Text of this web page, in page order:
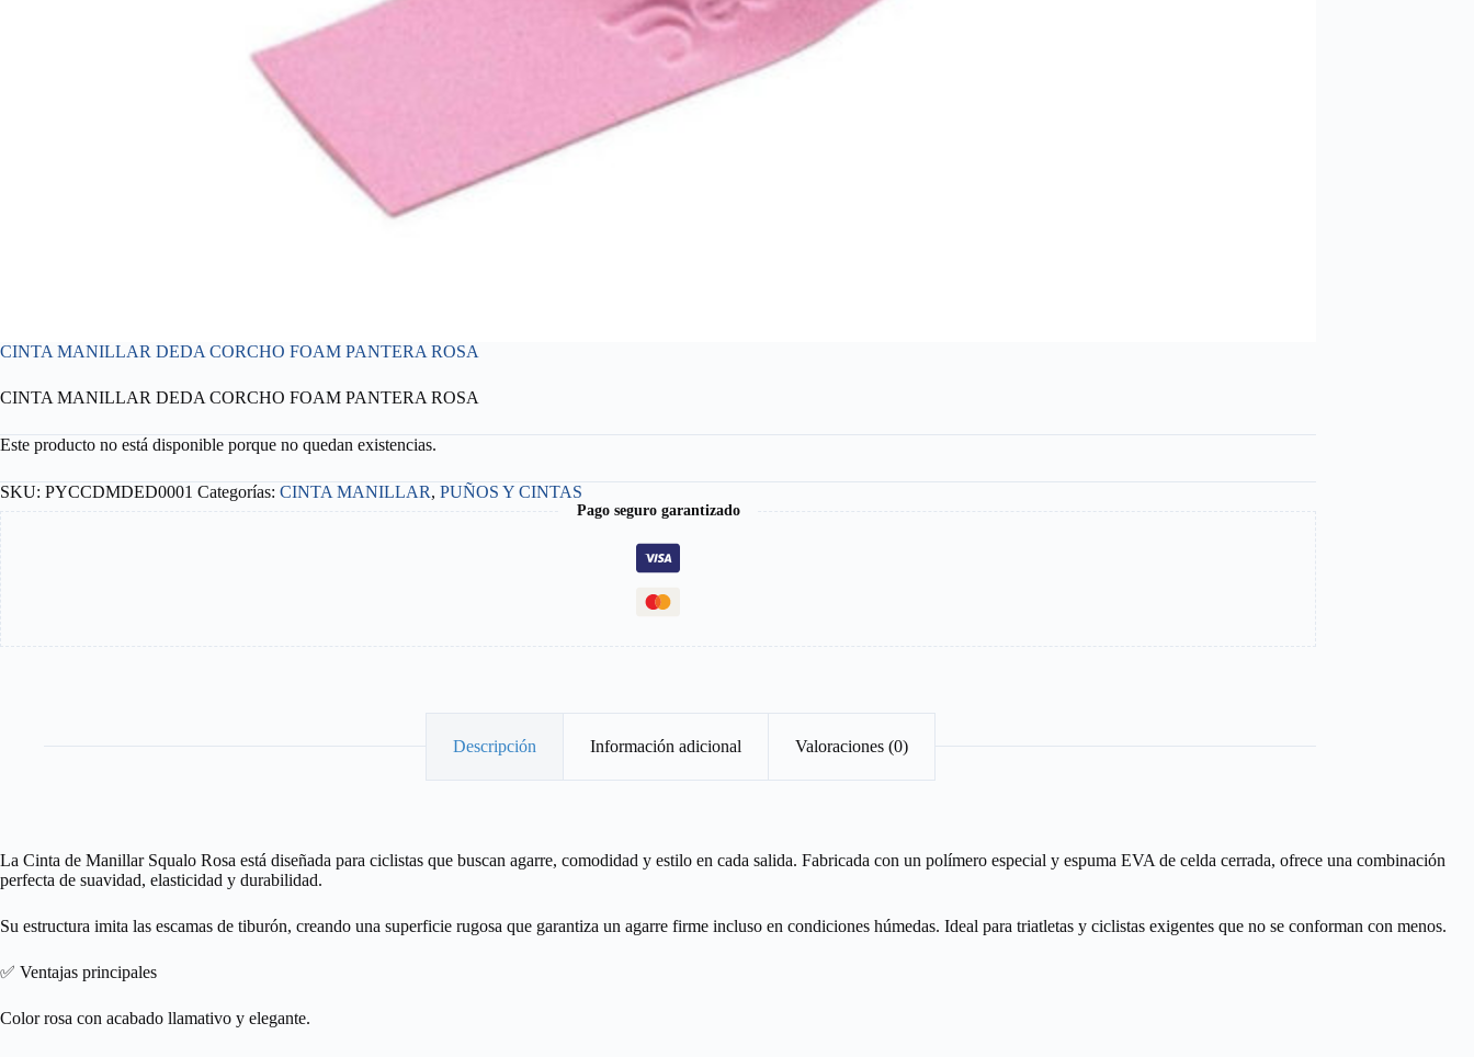
CINTA MANILLAR DEDA CORCHO FOAM PANTERA ROSA
CINTA MANILLAR DEDA CORCHO FOAM PANTERA ROSA
Este producto no está disponible porque no quedan existencias.
SKU: PYCCDMDED0001 Categorías: CINTA MANILLAR, PUÑOS Y CINTAS
Pago seguro garantizado
Descripción Información adicional Valoraciones (0)
La Cinta de Manillar Squalo Rosa está diseñada para ciclistas que buscan agarre, comodidad y estilo en cada salida. Fabricada con un polímero especial y espuma EVA de celda cerrada, ofrece una combinación
perfecta de suavidad, elasticidad y durabilidad.
Su estructura imita las escamas de tiburón, creando una superficie rugosa que garantiza un agarre firme incluso en condiciones húmedas. Ideal para triatletas y ciclistas exigentes que no se conforman con menos.
✅ Ventajas principales
Color rosa con acabado llamativo y elegante.